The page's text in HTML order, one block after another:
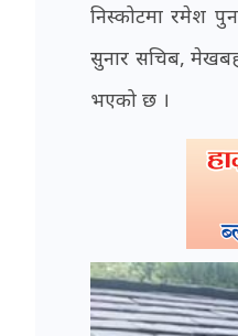
निस्कोटमा रमेश
सुनार सचिब,
भएको छ ।